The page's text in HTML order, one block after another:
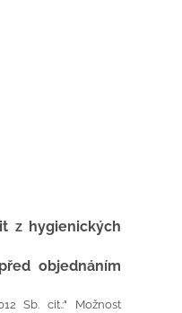
z hygienických
objednáním
Sb. cit.:" Možnost